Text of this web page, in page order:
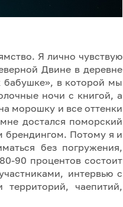
Я лично чувствую
Двине в деревне
бабушке», в которой мы
ночи с книгой, а
морошку и все оттенки
достался поморский
брендингом. Потому я и
без погружения,
90 процентов состоит
интервью с
чаепитий,